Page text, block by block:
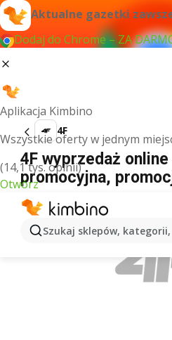
Aktualne gazetki
Dodaj do Chrome – ZA
Aplikacja Kimbino
Wszystkie oferty w jednym
(14,1 tys. opinii)
Otwórz
Szukaj sklepów,
4F
4F wyprzedaż
promocyjna,